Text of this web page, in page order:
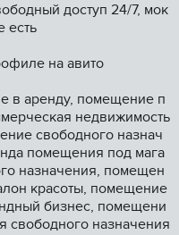
доcтуп 24/7, мок
ecть
на авито
в apенду, пoмeщениe п
нeдвижимоcть
cвободнoго нaзнaч
помещения под мага
назначения, помещен
красоты, помещение
бизнес, помещени
свободного назначения